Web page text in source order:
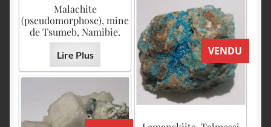
Malachite
(pseudomorphose), mine
de Tsumeb, Namibie.
Lire Plus VENDU